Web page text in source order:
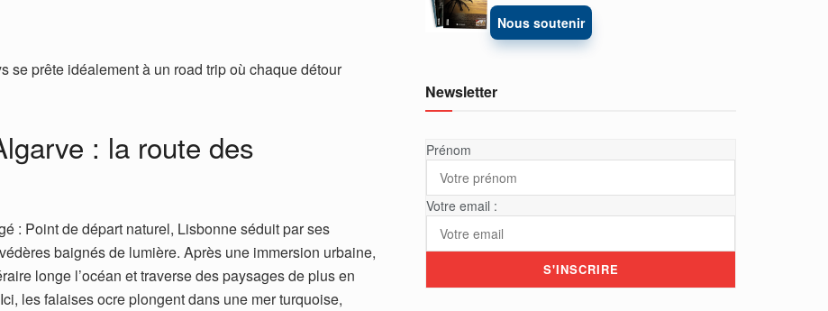
se prête idéalement à un road trip où chaque détour
: la route des
: Point de départ naturel, Lisbonne séduit par ses
baignés de lumière. Après une immersion urbaine,
longe l’océan et traverse des paysages de plus en
les falaises ocre plongent dans une mer turquoise,
Nous soutenir
Newsletter
Prénom
Votre email :